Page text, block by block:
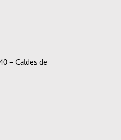
– Caldes de